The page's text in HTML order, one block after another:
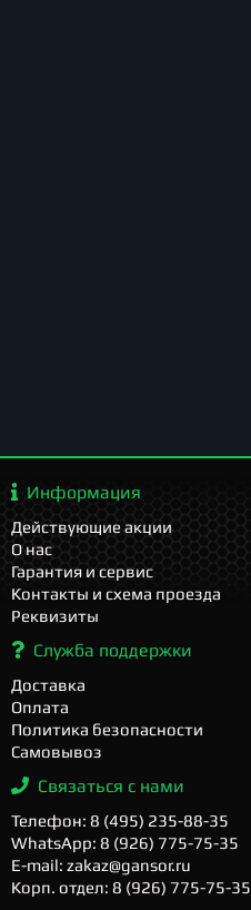
Информация
Действующие акции
О нас
Гарантия и сервис
Контакты и схема проезда
Реквизиты
Служба поддержки
Доставка
Оплата
Политика безопасности
Самовывоз
Связаться с нами
Телефон: 8 (495) 235-88-35
WhatsApp: 8 (926) 775-75-35
E-mail: zakaz@gansor.ru
Корп. отдел: 8 (926) 775-75-35